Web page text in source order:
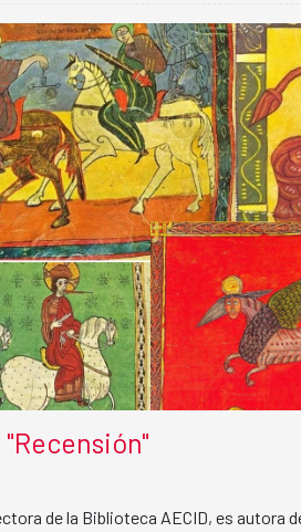
de la Biblioteca AECID, es autora